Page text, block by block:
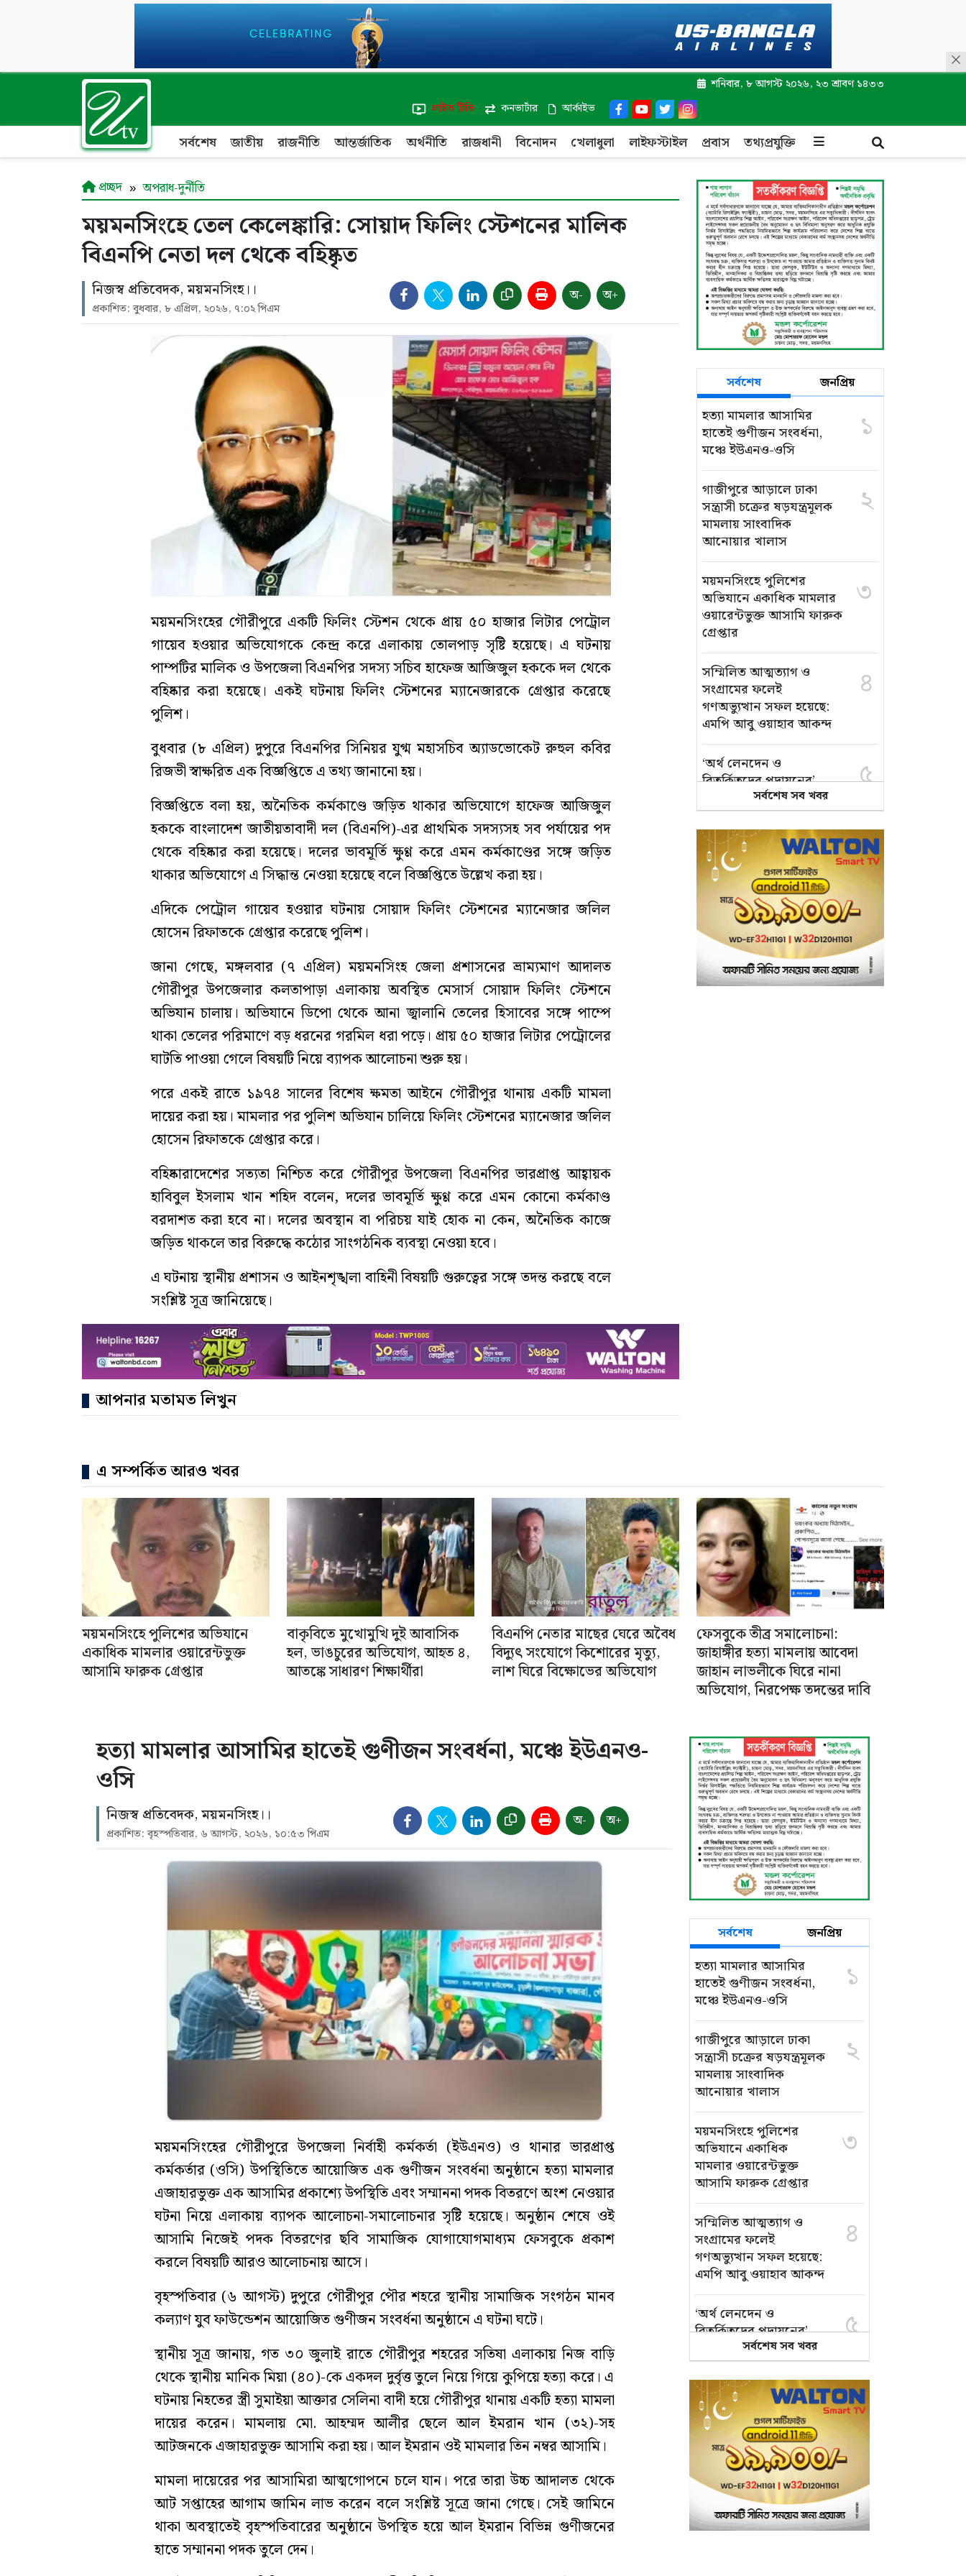
শনিবার, ৮ আগস্ট ২০২৬, ২৩ শ্রাবণ ১৪৩৩
লাইভ টিভি
কনভার্টার আর্কাইভ
সর্বশেষ জাতীয় রাজনীতি আন্তর্জাতিক অর্থনীতি রাজধানী বিনোদন খেলাধুলা লাইফস্টাইল প্রবাস তথ্যপ্রযুক্তি
প্রচ্ছদ অপরাধ-দুর্নীতি
ময়মনসিংহে তেল কেলেঙ্কারি: সোয়াদ ফিলিং স্টেশনের মালিক
বিএনপি নেতা দল থেকে বহিষ্কৃত
নিজস্ব প্রতিবেদক, ময়মনসিংহ।।
প্রকাশিত: বুধবার, ৮ এপ্রিল, ২০২৬, ৭:০২ পিএম
অ- অ+
ময়মনসিংহের গৌরীপুরে একটি ফিলিং স্টেশন থেকে প্রায় ৫০ হাজার লিটার পেট্রোল
গায়েব হওয়ার অভিযোগকে কেন্দ্র করে এলাকায় তোলপাড় সৃষ্টি হয়েছে। এ ঘটনায়
পাম্পটির মালিক ও উপজেলা বিএনপির সদস্য সচিব হাফেজ আজিজুল হককে দল থেকে
বহিষ্কার করা হয়েছে। একই ঘটনায় ফিলিং স্টেশনের ম্যানেজারকে গ্রেপ্তার করেছে
পুলিশ।
বুধবার (৮ এপ্রিল) দুপুরে বিএনপির সিনিয়র যুগ্ম মহাসচিব অ্যাডভোকেট রুহুল কবির
রিজভী স্বাক্ষরিত এক বিজ্ঞপ্তিতে এ তথ্য জানানো হয়।
বিজ্ঞপ্তিতে বলা হয়, অনৈতিক কর্মকাণ্ডে জড়িত থাকার অভিযোগে হাফেজ আজিজুল
হককে বাংলাদেশ জাতীয়তাবাদী দল (বিএনপি)-এর প্রাথমিক সদস্যসহ সব পর্যায়ের পদ
থেকে বহিষ্কার করা হয়েছে। দলের ভাবমূর্তি ক্ষুণ্ণ করে এমন কর্মকাণ্ডের সঙ্গে জড়িত
থাকার অভিযোগে এ সিদ্ধান্ত নেওয়া হয়েছে বলে বিজ্ঞপ্তিতে উল্লেখ করা হয়।
এদিকে পেট্রোল গায়েব হওয়ার ঘটনায় সোয়াদ ফিলিং স্টেশনের ম্যানেজার জলিল
হোসেন রিফাতকে গ্রেপ্তার করেছে পুলিশ।
জানা গেছে, মঙ্গলবার (৭ এপ্রিল) ময়মনসিংহ জেলা প্রশাসনের ভ্রাম্যমাণ আদালত
গৌরীপুর উপজেলার কলতাপাড়া এলাকায় অবস্থিত মেসার্স সোয়াদ ফিলিং স্টেশনে
অভিযান চালায়। অভিযানে ডিপো থেকে আনা জ্বালানি তেলের হিসাবের সঙ্গে পাম্পে
থাকা তেলের পরিমাণে বড় ধরনের গরমিল ধরা পড়ে। প্রায় ৫০ হাজার লিটার পেট্রোলের
ঘাটতি পাওয়া গেলে বিষয়টি নিয়ে ব্যাপক আলোচনা শুরু হয়।
পরে একই রাতে ১৯৭৪ সালের বিশেষ ক্ষমতা আইনে গৌরীপুর থানায় একটি মামলা
দায়ের করা হয়। মামলার পর পুলিশ অভিযান চালিয়ে ফিলিং স্টেশনের ম্যানেজার জলিল
হোসেন রিফাতকে গ্রেপ্তার করে।
বহিষ্কারাদেশের সত্যতা নিশ্চিত করে গৌরীপুর উপজেলা বিএনপির ভারপ্রাপ্ত আহ্বায়ক
হাবিবুল ইসলাম খান শহিদ বলেন, দলের ভাবমূর্তি ক্ষুণ্ণ করে এমন কোনো কর্মকাণ্ড
বরদাশত করা হবে না। দলের অবস্থান বা পরিচয় যাই হোক না কেন, অনৈতিক কাজে
জড়িত থাকলে তার বিরুদ্ধে কঠোর সাংগঠনিক ব্যবস্থা নেওয়া হবে।
এ ঘটনায় স্থানীয় প্রশাসন ও আইনশৃঙ্খলা বাহিনী বিষয়টি গুরুত্বের সঙ্গে তদন্ত করছে বলে
সংশ্লিষ্ট সূত্র জানিয়েছে।
আপনার মতামত লিখুন
সর্বশেষ জনপ্রিয়
হত্যা মামলার আসামির
হাতেই গুণীজন সংবর্ধনা,
মঞ্চে ইউএনও-ওসি
১
গাজীপুরে আড়ালে ঢাকা
সন্ত্রাসী চক্রের ষড়যন্ত্রমূলক
মামলায় সাংবাদিক
আনোয়ার খালাস
২
ময়মনসিংহে পুলিশের
অভিযানে একাধিক মামলার
ওয়ারেন্টভুক্ত আসামি ফারুক
গ্রেপ্তার
৩
সম্মিলিত আত্মত্যাগ ও
সংগ্রামের ফলেই
গণঅভ্যুত্থান সফল হয়েছে:
এমপি আবু ওয়াহাব আকন্দ
৪
‘অর্থ লেনদেন ও
বিতর্কিতদের পদায়নের’
অভিযোগ, ঈশ্বরগঞ্জে
ছাত্রলীগের একাংশের ঝাড়ু
মিছিল
৫
মানসম্মত শিক্ষা নিশ্চিতে
শ্যামপুরে তৎপর শিক্ষা
অফিসার শাপলা খানম
৬
তাৎক্ষণিক খাদ্য পরীক্ষা
নিশ্চিত করবে ভ্রাম্যমাণ
পরীক্ষাগার: এস এম হুমায়ূন
৭
সর্বশেষ সব খবর
এ সম্পর্কিত আরও খবর
ময়মনসিংহে পুলিশের অভিযানে
একাধিক মামলার ওয়ারেন্টভুক্ত
আসামি ফারুক গ্রেপ্তার
বাকৃবিতে মুখোমুখি দুই আবাসিক
হল, ভাঙচুরের অভিযোগ, আহত ৪,
আতঙ্কে সাধারণ শিক্ষার্থীরা
বিএনপি নেতার মাছের ঘেরে অবৈধ
বিদ্যুৎ সংযোগে কিশোরের মৃত্যু,
লাশ ঘিরে বিক্ষোভের অভিযোগ
ফেসবুকে তীব্র সমালোচনা:
জাহাঙ্গীর হত্যা মামলায় আবেদা
জাহান লাভলীকে ঘিরে নানা
অভিযোগ, নিরপেক্ষ তদন্তের দাবি
হত্যা মামলার আসামির হাতেই গুণীজন সংবর্ধনা, মঞ্চে ইউএনও-
ওসি
নিজস্ব প্রতিবেদক, ময়মনসিংহ।।
প্রকাশিত: বৃহস্পতিবার, ৬ আগস্ট, ২০২৬, ১০:৫৩ পিএম
অ- অ+
ময়মনসিংহের গৌরীপুরে উপজেলা নির্বাহী কর্মকর্তা (ইউএনও) ও থানার ভারপ্রাপ্ত
কর্মকর্তার (ওসি) উপস্থিতিতে আয়োজিত এক গুণীজন সংবর্ধনা অনুষ্ঠানে হত্যা মামলার
এজাহারভুক্ত এক আসামির প্রকাশ্যে উপস্থিতি এবং সম্মাননা পদক বিতরণে অংশ নেওয়ার
ঘটনা নিয়ে এলাকায় ব্যাপক আলোচনা-সমালোচনার সৃষ্টি হয়েছে। অনুষ্ঠান শেষে ওই
আসামি নিজেই পদক বিতরণের ছবি সামাজিক যোগাযোগমাধ্যম ফেসবুকে প্রকাশ
করলে বিষয়টি আরও আলোচনায় আসে।
বৃহস্পতিবার (৬ আগস্ট) দুপুরে গৌরীপুর পৌর শহরে স্থানীয় সামাজিক সংগঠন মানব
কল্যাণ যুব ফাউন্ডেশন আয়োজিত গুণীজন সংবর্ধনা অনুষ্ঠানে এ ঘটনা ঘটে।
স্থানীয় সূত্র জানায়, গত ৩০ জুলাই রাতে গৌরীপুর শহরের সতিষা এলাকায় নিজ বাড়ি
থেকে স্থানীয় মানিক মিয়া (৪০)-কে একদল দুর্বৃত্ত তুলে নিয়ে গিয়ে কুপিয়ে হত্যা করে। এ
ঘটনায় নিহতের স্ত্রী সুমাইয়া আক্তার সেলিনা বাদী হয়ে গৌরীপুর থানায় একটি হত্যা মামলা
দায়ের করেন। মামলায় মো. আহম্মদ আলীর ছেলে আল ইমরান খান (৩২)-সহ
আটজনকে এজাহারভুক্ত আসামি করা হয়। আল ইমরান ওই মামলার তিন নম্বর আসামি।
মামলা দায়েরের পর আসামিরা আত্মগোপনে চলে যান। পরে তারা উচ্চ আদালত থেকে
আট সপ্তাহের আগাম জামিন লাভ করেন বলে সংশ্লিষ্ট সূত্রে জানা গেছে। সেই জামিনে
থাকা অবস্থাতেই বৃহস্পতিবারের অনুষ্ঠানে উপস্থিত হয়ে আল ইমরান বিভিন্ন গুণীজনের
হাতে সম্মাননা পদক তুলে দেন।
সর্বশেষ জনপ্রিয়
হত্যা মামলার আসামির
হাতেই গুণীজন সংবর্ধনা,
মঞ্চে ইউএনও-ওসি
১
গাজীপুরে আড়ালে ঢাকা
সন্ত্রাসী চক্রের ষড়যন্ত্রমূলক
মামলায় সাংবাদিক
আনোয়ার খালাস
২
ময়মনসিংহে পুলিশের
অভিযানে একাধিক
মামলার ওয়ারেন্টভুক্ত
আসামি ফারুক গ্রেপ্তার
৩
সম্মিলিত আত্মত্যাগ ও
সংগ্রামের ফলেই
গণঅভ্যুত্থান সফল হয়েছে:
এমপি আবু ওয়াহাব আকন্দ
৪
‘অর্থ লেনদেন ও
বিতর্কিতদের পদায়নের’
অভিযোগ, ঈশ্বরগঞ্জে
ছাত্রলীগের একাংশের ঝাড়ু
মিছিল
৫
মানসম্মত শিক্ষা নিশ্চিতে
শ্যামপুরে তৎপর শিক্ষা
অফিসার শাপলা খানম
৬
তাৎক্ষণিক খাদ্য পরীক্ষা
নিশ্চিত করবে ভ্রাম্যমাণ
পরীক্ষাগার: এস এম হুমায়ূন
৭
সর্বশেষ সব খবর